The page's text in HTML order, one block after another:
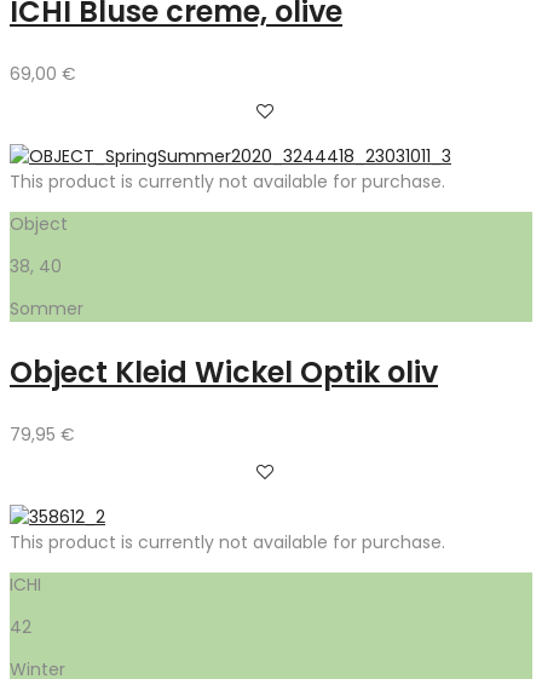
ICHI Bluse creme, olive
69,00 €
This product is currently not available for purchase.
Object
38, 40
Sommer
Object Kleid Wickel Optik oliv
79,95 €
This product is currently not available for purchase.
ICHI
42
Winter